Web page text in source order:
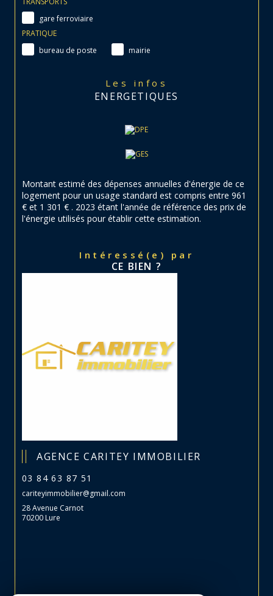
gare ferroviaire
PRATIQUE
bureau de poste
mairie
Les infos
ENERGETIQUES
Montant estimé des dépenses annuelles d'énergie de ce
logement pour un usage standard est compris entre 961
€ et 1 301 € . 2023 étant l'année de référence des prix de
l'énergie utilisés pour établir cette estimation.
Intéressé(e) par
CE BIEN ?
AGENCE CARITEY IMMOBILIER
03 84 63 87 51
cariteyimmobilier@gmail.com
28 Avenue Carnot
70200 Lure